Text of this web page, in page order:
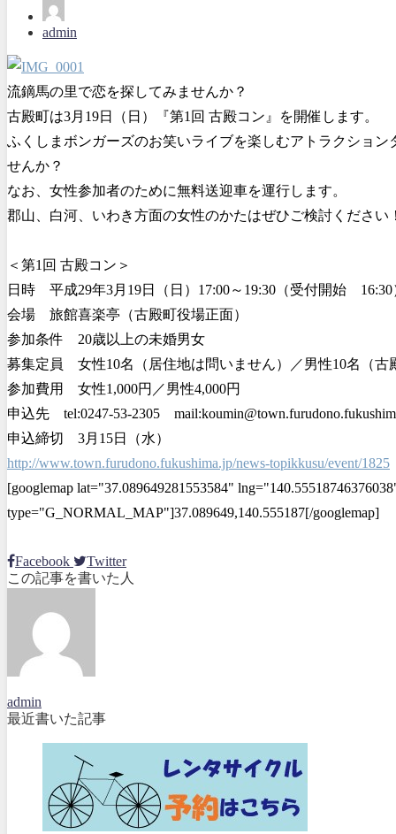
admin
流鏑馬の里で恋を探してみませんか？
古殿町は3月19日（日）『第1回 古殿コン』を開催します。
ふくしまボンガーズのお笑いライブを楽しむアトラクショ
せんか？
なお、女性参加者のために無料送迎車を運行します。
郡山、白河、いわき方面の女性のかたはぜひご検討ください
＜第1回 古殿コン＞
日時 平成29年3月19日（日）17:00～19:30（受付開始 16:30
会場 旅館喜楽亭（古殿町役場正面）
参加条件 20歳以上の未婚男女
募集定員 女性10名（居住地は問いません）／男性10名（古
参加費用 女性1,000円／男性4,000円
申込先 tel:0247-53-2305
申込締切 3月15日（水）
http://www.town.furudono.fukushima.jp/news-topikkusu/event/1825
[googlemap lat="37.089649281553584"
type="G_NORMAL_MAP"]37.089649,140.555187[/googlemap]
Facebook
Twitter
この記事を書いた人
admin
最近書いた記事